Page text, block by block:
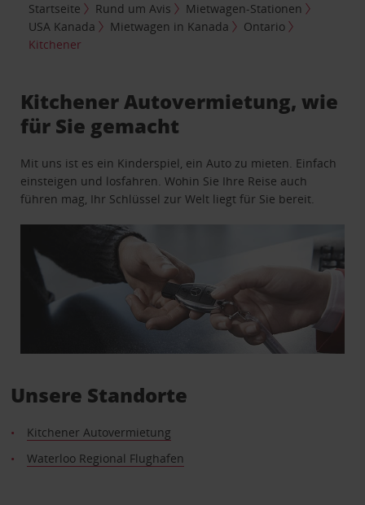
Startseite Rund um Avis
Mietwagen-Stationen
USA Kanada
Mietwagen in Kanada
Ontario
Kitchener
Kitchener Autovermietung, wie
für Sie gemacht
Mit uns ist es ein Kinderspiel, ein Auto zu mieten. Einfach
einsteigen und losfahren. Wohin Sie Ihre Reise auch
führen mag, Ihr Schlüssel zur Welt liegt für Sie bereit.
Unsere Standorte
Kitchener Autovermietung
Waterloo Regional Flughafen